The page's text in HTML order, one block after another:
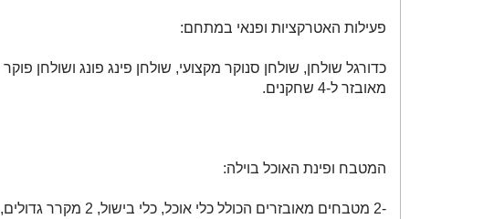
פעילות האטרקציות ופנאי במתחם:
כדורגל שולחן, שולחן סנוקר מקצועי, שולחן פינג פונג ושולחן פוקר
מאובזר ל-4 שחקנים.
המטבח ופינת האוכל בוילה:
-2 מטבחים מאובזרים הכולל כלי אוכל, כלי בישול, 2 מקרר גדולים,